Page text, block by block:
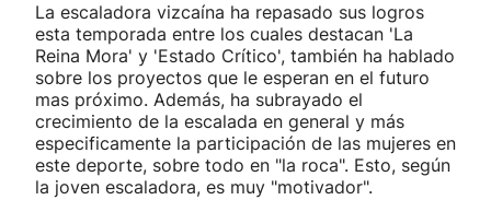
La escaladora vizcaína ha repasado sus logros
esta temporada entre los cuales destacan 'La
Reina Mora' y 'Estado Crítico', también ha hablado
sobre los proyectos que le esperan en el futuro
mas próximo. Además, ha subrayado el
crecimiento de la escalada en general y más
especificamente la participación de las mujeres en
este deporte, sobre todo en "la roca". Esto, según
la joven escaladora, es muy "motivador".